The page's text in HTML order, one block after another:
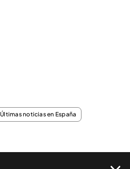
Últimas noticias en España